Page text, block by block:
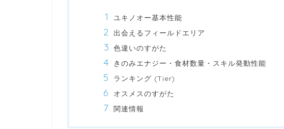
ユキノオー基本性能
出会えるフィールドエリア
色違いのすがた
きのみエナジー・食材数量・スキル発動性能
ランキング (Tier)
オスメスのすがた
関連情報